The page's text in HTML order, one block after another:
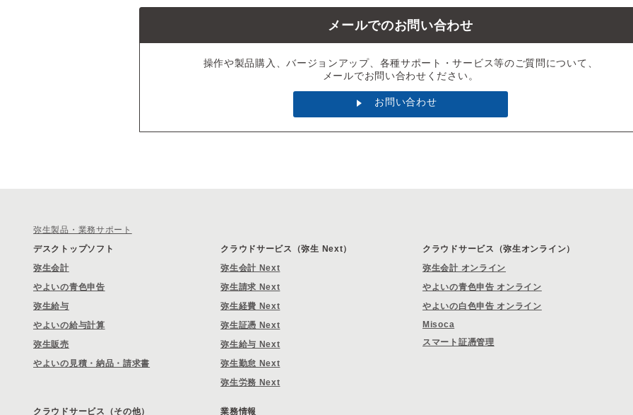
メールでのお問い合わせ
操作や製品購入、バージョンアップ、各種サポート・サービス等のご質問について、
メールでお問い合わせください。
お問い合わせ
弥生製品・業務サポート
デスクトップソフト
弥生会計
やよいの青色申告
弥生給与
やよいの給与計算
弥生販売
やよいの見積・納品・請求書
クラウドサービス（弥生 Next）
弥生会計 Next
弥生請求 Next
弥生経費 Next
弥生証憑 Next
弥生給与 Next
弥生勤怠 Next
弥生労務 Next
クラウドサービス（弥生オンライン）
弥生会計 オンライン
やよいの青色申告 オンライン
やよいの白色申告 オンライン
Misoca
スマート証憑管理
クラウドサービス（その他） 業務情報